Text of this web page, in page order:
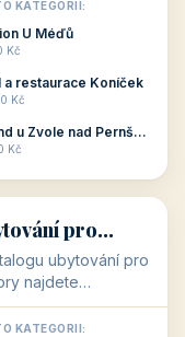
dostupné
v ČR. Budete
KATEGORII:
U Méďů
Kč
a restaurace Koníček
Kč
Šikland u Zvole nad Pernštejnem
Kč
33 objektů
pro
ubytování pro
najdete
a hotely, které
pro
KATEGORII: